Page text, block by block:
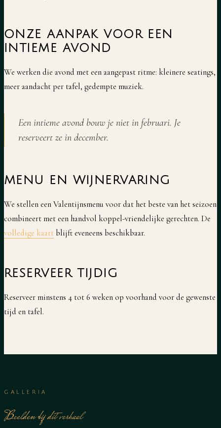
ONZE AANPAK VOOR EEN
INTIEME AVOND
We werken die avond met een aangepast ritme: kleinere seatings,
meer aandacht per tafel, gedempte muziek.
Een intieme avond bouw je niet in februari. Je
reserveert ze in december.
MENU EN WIJNERVARING
We stellen een Valentijnsmenu voor dat het beste van het seizoen
combineert met een handvol koppel-vriendelijke gerechten. De
volledige kaartblijft eveneens beschikbaar.
RESERVEER TIJDIG
Reserveer minstens 4 tot 6 weken op voorhand voor de gewenste
tijd en tafel.
GALLERIA
Beelden bij dit verhaal